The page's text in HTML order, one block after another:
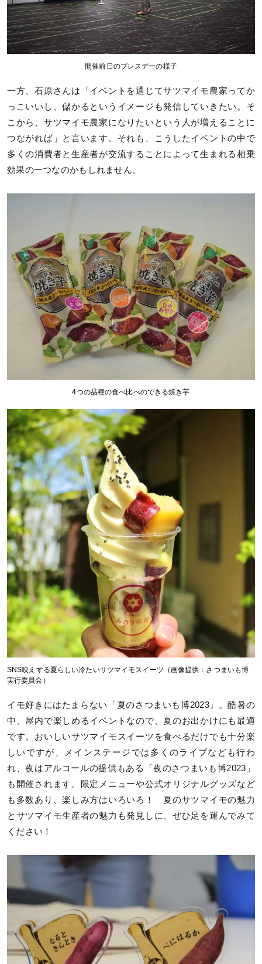
開催前日のプレスデーの様子
一方、石原さんは「イベントを通じてサツマイモ農家ってか
っこいいし、儲かるというイメージも発信していきたい。そ
こから、サツマイモ農家になりたいという人が増えることに
つながれば」と言います。それも、こうしたイベントの中で
多くの消費者と生産者が交流することによって生まれる相乗
効果の一つなのかもしれません。
4つの品種の食べ比べのできる焼き芋
SNS映えする夏らしい冷たいサツマイモスイーツ（画像提供：さつまいも博
実行委員会）
イモ好きにはたまらない「夏のさつまいも博2023」。酷暑の
中、屋内で楽しめるイベントなので、夏のお出かけにも最適
です。おいしいサツマイモスイーツを食べるだけでも十分楽
しいですが、メインステージでは多くのライブなども行わ
れ、夜はアルコールの提供もある「夜のさつまいも博2023」
も開催されます。限定メニューや公式オリジナルグッズなど
も多数あり、楽しみ方はいろいろ！ 夏のサツマイモの魅力
とサツマイモ生産者の魅力も発見しに、ぜひ足を運んでみて
ください！